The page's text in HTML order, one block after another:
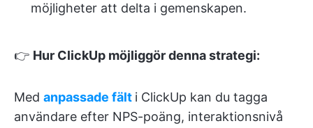
möjligheter att delta i gemenskapen.
👉 Hur ClickUp möjliggör denna strategi:
Med anpassade fält i ClickUp kan du tagga
användare efter NPS-poäng, interaktionsnivå